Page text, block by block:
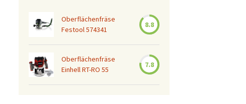
Oberflächenfräse
Festool 574341
8.8
Oberflächenfräse
Einhell RT-RO 55
7.8